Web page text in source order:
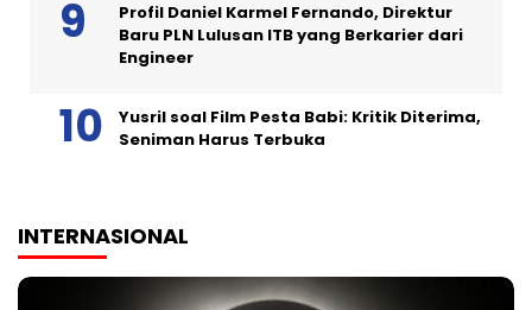
Profil Daniel Karmel Fernando, Direktur
Baru PLN Lulusan ITB yang Berkarier dari
Engineer
Yusril soal Film Pesta Babi: Kritik Diterima,
Seniman Harus Terbuka
INTERNASIONAL